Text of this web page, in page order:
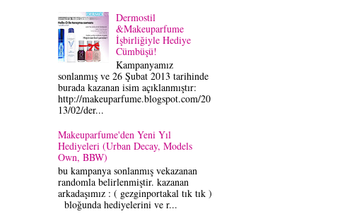
Dermostil
&Makeuparfume
İşbirliğiyle Hediye
Cümbüşü!
Kampanyamız
sonlanmış ve 26 Şubat 2013 tarihinde
burada kazanan isim açıklanmıştır:
http://makeuparfume.blogspot.com/20
13/02/der...
Makeuparfume'den Yeni Yıl
Hediyeleri (Urban Decay, Models
Own, BBW)
bu kampanya sonlanmış vekazanan
randomla belirlenmiştir. kazanan
arkadaşımız : ( gezginportakal tık tık )
bloğunda hediyelerini ve r...